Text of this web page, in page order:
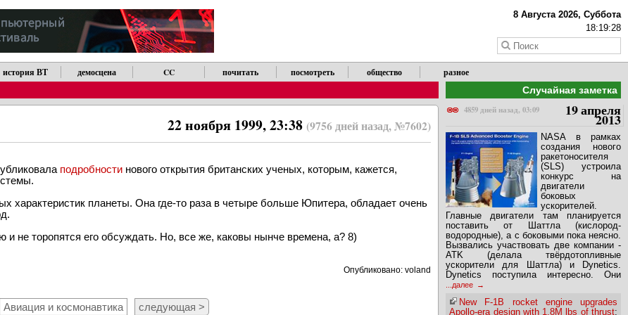
8 Августа 2026, Суббота
18:19:28
история ВТ демосцена CC почитать посмотреть общество разное
22 ноября 1999, 23:38 (9756 дней назад, №7602)
подробности нового открытия британских ученых, которым, кажется,
характеристик планеты. Она где-то раза в четыре больше Юпитера, обладает очень
не торопятся его обсуждать. Но, все же, каковы нынче времена, а? 8)
Опубликовано: voland
Авиация и космонавтика следующая >
Случайная заметка
4859 дней назад, 03:09
19 апреля
2013
NASA в рамках
создания нового
ракетоносителя
(SLS) устроила
конкурс на
двигатели
боковых
ускорителей.
Главные двигатели там планируется
поставить от Шаттла (кислород-
водородные), а с боковыми пока неясно.
Вызвались участвовать две компании -
ATK (делала твёрдотопливные
ускорители для Шаттла) и Dynetics.
Dynetics поступила интересно. Они
...далее
New F-1B rocket engine upgrades
Apollo-era design with 1.8M lbs of thrust: